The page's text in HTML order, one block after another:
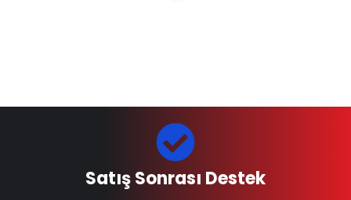
Satış Sonrası Destek